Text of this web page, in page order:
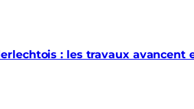
: les travaux avancent